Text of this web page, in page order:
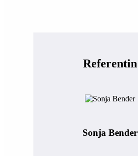
Referentin
Sonja Bender